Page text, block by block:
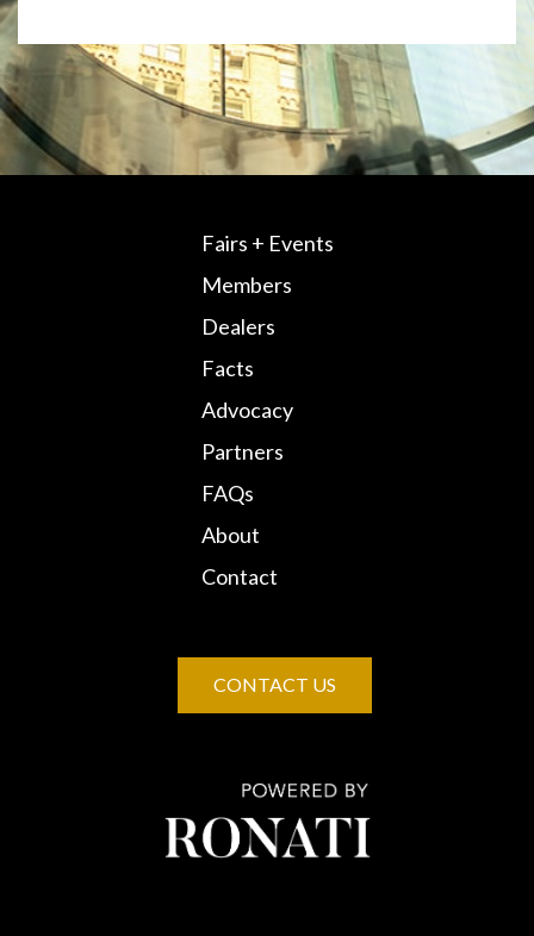
Fairs + Events
Members
Dealers
Facts
Advocacy
Partners
FAQs
About
Contact
CONTACT US